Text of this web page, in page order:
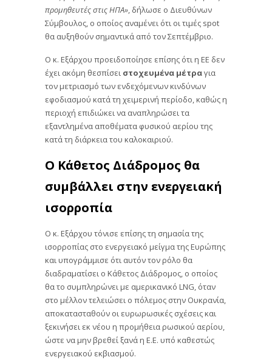
προμηθευτές στις ΗΠΑ», δήλωσε ο Διευθύνων
Σύμβουλος, ο οποίος αναμένει ότι οι τιμές spot
θα αυξηθούν σημαντικά από τον Σεπτέμβριο.
Ο κ. Εξάρχου προειδοποίησε επίσης ότι η ΕΕ δεν
έχει ακόμη θεσπίσει στοχευμένα μέτραγια
τον μετριασμό των ενδεχόμενων κινδύνων
εφοδιασμού κατά τη χειμερινή περίοδο, καθώς η
περιοχή επιδιώκει να αναπληρώσει τα
εξαντλημένα αποθέματα φυσικού αερίου της
κατά τη διάρκεια του καλοκαιριού.
Ο Κάθετος Διάδρομος θα
συμβάλλει στην ενεργειακή
ισορροπία
Ο κ. Εξάρχου τόνισε επίσης τη σημασία της
ισορροπίας στο ενεργειακό μείγμα της Ευρώπης
και υπογράμμισε ότι αυτόν τον ρόλο θα
διαδραματίσει ο Κάθετος Διάδρομος, ο οποίος
θα το συμπληρώνει με αμερικανικό LNG, όταν
στο μέλλον τελειώσει ο πόλεμος στην Ουκρανία,
αποκατασταθούν οι ευρωρωσικές σχέσεις και
ξεκινήσει εκ νέου η προμήθεια ρωσικού αερίου,
ώστε να μην βρεθεί ξανά η Ε.Ε. υπό καθεστώς
ενεργειακού εκβιασμού.